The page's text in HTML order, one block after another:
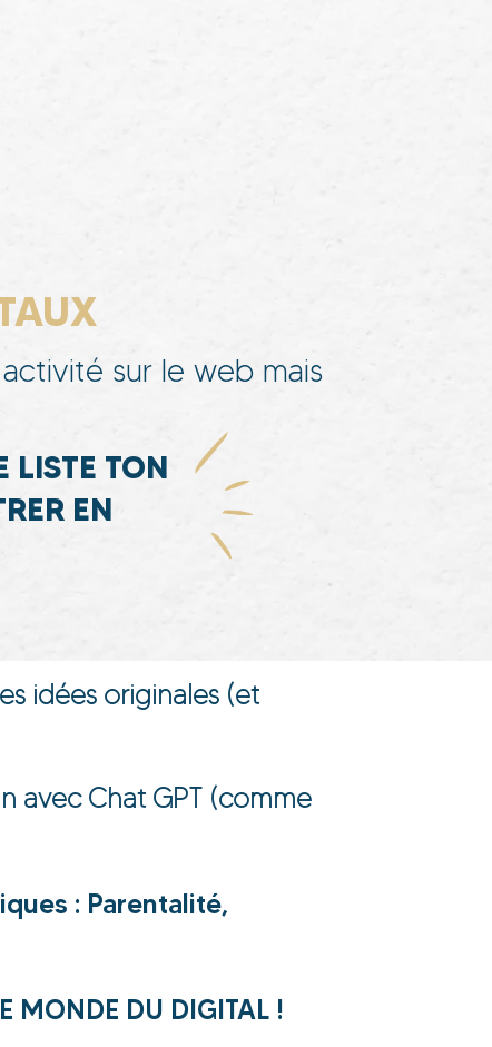
sur le web mais
LISTE TON
EN
idées originales (et
avec Chat GPT (comme
: Parentalité,
MONDE DU DIGITAL !